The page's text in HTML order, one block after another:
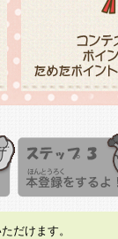
だけます。